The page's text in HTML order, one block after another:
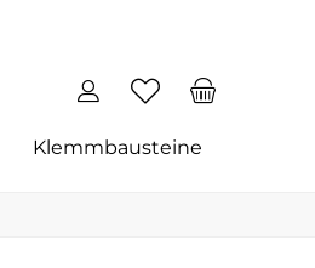
Klemmbausteine